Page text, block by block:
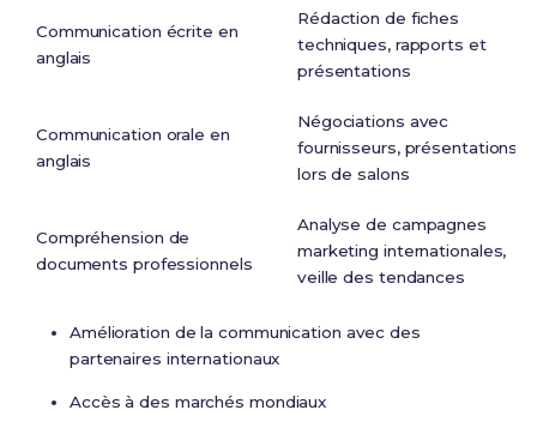
Communication écrite en
anglais
Rédaction de fiches
techniques, rapports et
présentations
Communication orale en
anglais
Négociations avec
fournisseurs, présentations
lors de salons
Compréhension de
documents professionnels
Analyse de campagnes
marketing internationales,
veille des tendances
Amélioration de la communication avec des
partenaires internationaux
Accès à des marchés mondiaux